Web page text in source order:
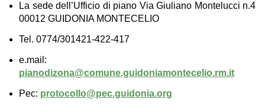
La sede dell’Ufficio di piano Via Giuliano Montelucci n.4
00012 GUIDONIA MONTECELIO
Tel. 0774/301421-422-417
e.mail:
pianodizona@comune.guidoniamontecelio.rm.it
Pec: protocollo@pec.guidonia.org